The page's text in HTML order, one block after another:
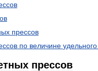
прессов
по величине удельного
прессов